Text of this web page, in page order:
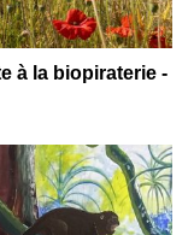
à la biopiraterie -